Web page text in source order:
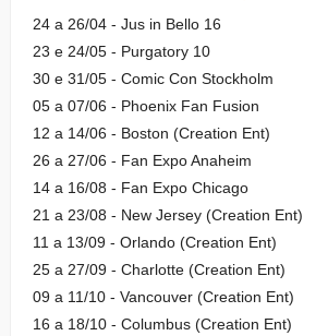
24 a 26/04 - Jus in Bello 16
23 e 24/05 - Purgatory 10
30 e 31/05 - Comic Con Stockholm
05 a 07/06 - Phoenix Fan Fusion
12 a 14/06 - Boston (Creation Ent)
26 a 27/06 - Fan Expo Anaheim
14 a 16/08 - Fan Expo Chicago
21 a 23/08 - New Jersey (Creation Ent)
11 a 13/09 - Orlando (Creation Ent)
25 a 27/09 - Charlotte (Creation Ent)
09 a 11/10 - Vancouver (Creation Ent)
16 a 18/10 - Columbus (Creation Ent)